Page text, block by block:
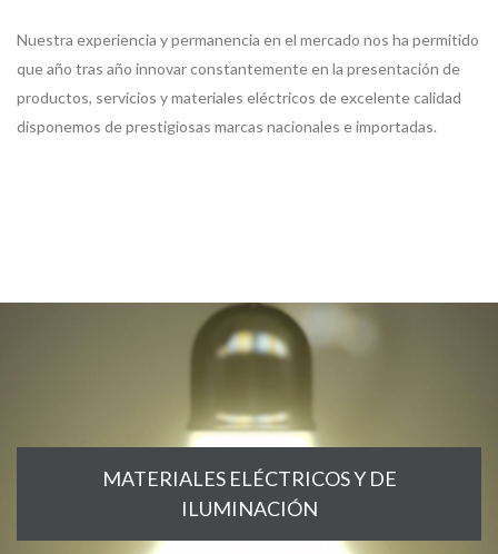
Nuestra experiencia y permanencia en el mercado nos ha permitido
que año tras año innovar constantemente en la presentación de
productos, servicios y materiales eléctricos de excelente calidad
disponemos de prestigiosas marcas nacionales e importadas.
MATERIALES ELÉCTRICOS Y DE
ILUMINACIÓN